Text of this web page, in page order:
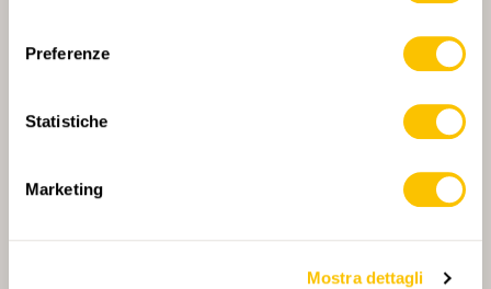
Preferenze
Statistiche
Marketing
Mostra dettagli
PARTNER PRINCIPALE E PARTNER DI TRASPORTO